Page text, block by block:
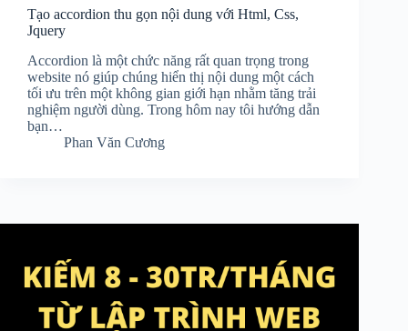
Tạo accordion thu gọn nội dung với Html, Css,
Jquery
Accordion là một chức năng rất quan trọng trong
website nó giúp chúng hiển thị nội dung một cách
tối ưu trên một không gian giới hạn nhằm tăng trải
nghiệm người dùng. Trong hôm nay tôi hướng dẫn
bạn…
Phan Văn Cương